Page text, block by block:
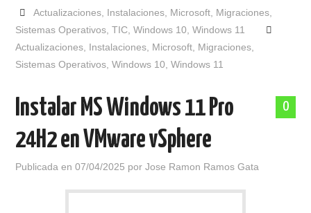
Actualizaciones, Instalaciones, Microsoft, Migraciones,
Sistemas Operativos ,TIC ,Windows 10 ,Windows 11
Actualizaciones Instalaciones Microsoft Migraciones
Sistemas Operativos ,Windows 10 ,Windows 11
0
Instalar MS Windows 11 Pro
24H2 en VMware vSphere
Publicada en07/04/2025 porJose Ramon Ramos Gata